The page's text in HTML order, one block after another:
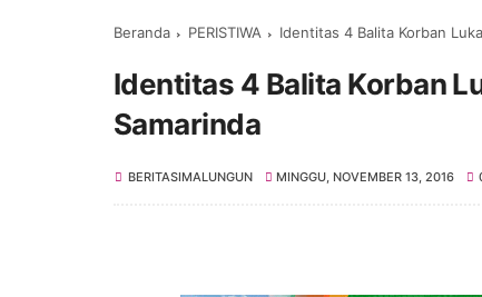
Beranda PERISTIWA Identitas 4 Balita Korban
Identitas 4 Balita Korban
Samarinda
BERITASIMALUNGUN MINGGU, NOVEMBER 13, 2016